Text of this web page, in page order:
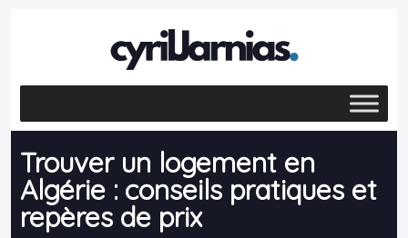
Trouver un logement en
Algérie : conseils pratiques et
repères de prix